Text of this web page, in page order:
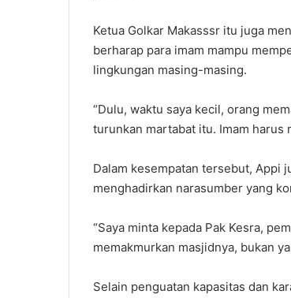
Ketua Golkar Makasssr itu juga
berharap para imam mampu
lingkungan masing-masing.
“Dulu, waktu saya kecil, orang
turunkan martabat itu. Imam harus
Dalam kesempatan tersebut, Appi
menghadirkan narasumber yang
“Saya minta kepada Pak Kesra,
memakmurkan masjidnya, bukan
Selain penguatan kapasitas dan